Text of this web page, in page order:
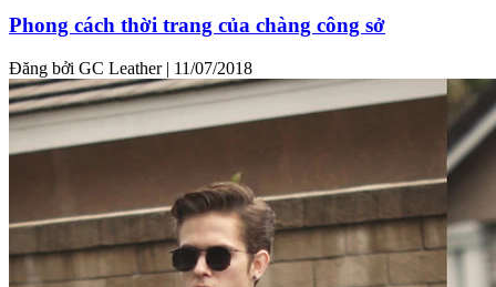
Phong cách thời trang của chàng công sở
Đăng bởi GC Leather | 11/07/2018